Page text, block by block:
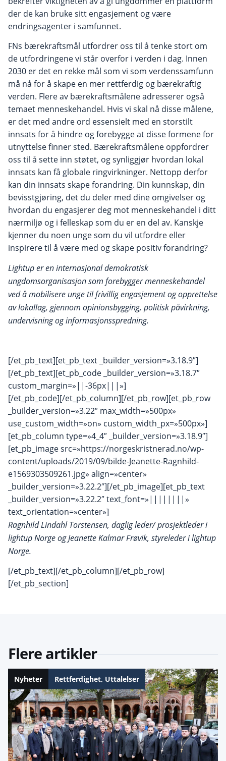
der de kan bruke sitt engasjement og være
endringsagenter i samfunnet.
FNs bærekraftsmål utfordrer oss til å tenke stort om
de utfordringene vi står overfor i verden i dag. Innen
2030 er det en rekke mål som vi som verdenssamfunn
må nå for å skape en mer rettferdig og bærekraftig
verden. Flere av bærekraftsmålene adresserer også
temaet menneskehandel. Hvis vi skal nå disse målene,
er det med andre ord essensielt med en storstilt
innsats for å hindre og forebygge at disse formene for
utnyttelse finner sted. Bærekraftsmålene oppfordrer
oss til å sette inn støtet, og synliggjør hvordan lokal
innsats kan få globale ringvirkninger. Nettopp derfor
kan din innsats skape forandring. Din kunnskap, din
bevisstgjøring, det du deler med dine omgivelser og
hvordan du engasjerer deg mot menneskehandel i ditt
nærmiljø og i felleskap som du er en del av. Kanskje
kjenner du noen unge som du vil utfordre eller
inspirere til å være med og skape positiv forandring?
Lightup er en internasjonal demokratisk
ungdomsorganisasjon som forebygger menneskehandel
ved å mobilisere unge til frivillig engasjement og opprettelse
av lokallag, gjennom opinionsbygging, politisk påvirkning,
undervisning og informasjonsspredning.
[/et_pb_text][et_pb_text _builder_version=»3.18.9″]
[/et_pb_text][et_pb_code _builder_version=»3.18.7″
custom_margin=»||-36px|||»]
[/et_pb_code][/et_pb_column][/et_pb_row][et_pb_row
_builder_version=»3.22″ max_width=»500px»
use_custom_width=»on» custom_width_px=»500px»]
[et_pb_column type=»4_4″ _builder_version=»3.18.9″]
[et_pb_image src=»https://norgeskristnerad.no/wp-
content/uploads/2019/09/bilde-Jeanette-Ragnhild-
e1569303509261.jpg» align=»center»
_builder_version=»3.22.2″][/et_pb_image][et_pb_text
_builder_version=»3.22.2″ text_font=»||||||||»
text_orientation=»center»]
Ragnhild Lindahl Torstensen, daglig leder/ prosjektleder i
lightup Norge og Jeanette Kalmar Frøvik, styreleder i lightup
Norge.
[/et_pb_text][/et_pb_column][/et_pb_row]
[/et_pb_section]
Flere artikler
Nyheter Rettferdighet, Uttalelser